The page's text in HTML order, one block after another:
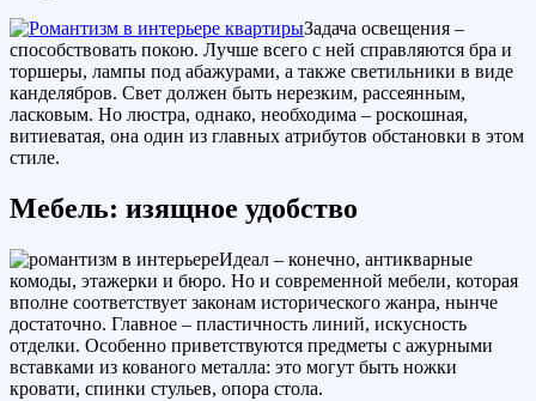
Задача освещения –
способствовать покою. Лучше всего с ней справляются бра и
торшеры, лампы под абажурами, а также светильники в виде
канделябров. Свет должен быть нерезким, рассеянным,
ласковым. Но люстра, однако, необходима – роскошная,
витиеватая, она один из главных атрибутов обстановки в этом
стиле.
Мебель: изящное удобство
Идеал – конечно, антикварные
комоды, этажерки и бюро. Но и современной мебели, которая
вполне соответствует законам исторического жанра, нынче
достаточно. Главное – пластичность линий, искусность
отделки. Особенно приветствуются предметы с ажурными
вставками из кованого металла: это могут быть ножки
кровати, спинки стульев, опора стола.